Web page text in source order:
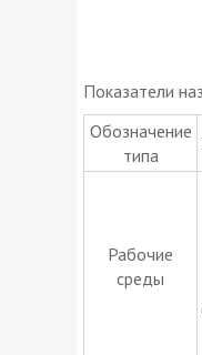
Показатели
Обозначение
типа
Рабочие
среды